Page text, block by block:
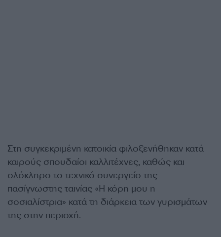
Στη συγκεκριμένη κατοικία φιλοξενήθηκαν κατά
καιρούς σπουδαίοι καλλιτέχνες, καθώς και
ολόκληρο το τεχνικό συνεργείο της
πασίγνωστης ταινίας «Η κόρη μου η
σοσιαλίστρια» κατά τη διάρκεια των γυρισμάτων
της στην περιοχή.